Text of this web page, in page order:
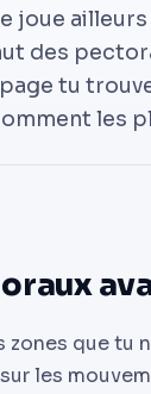
joue
des
tu
les
que tu
les